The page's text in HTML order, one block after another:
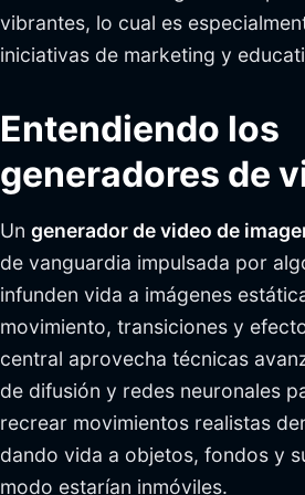
vibrantes, lo cual es
iniciativas de marketing y
Entendiendo los
generadores de
Un generador de video de
de vanguardia impulsada por
infunden vida a imágenes
movimiento, transiciones y
central aprovecha técnicas
de difusión y redes neuronales
recrear movimientos realistas
dando vida a objetos, fondos y
modo estarían inmóviles.